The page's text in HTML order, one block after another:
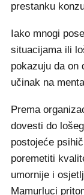
prestanku
Iako mnogi
situacijama ili
pokazuju da on
učinak na
Prema
dovesti do
postojeće
poremetiti
umornije i
Mamurluci